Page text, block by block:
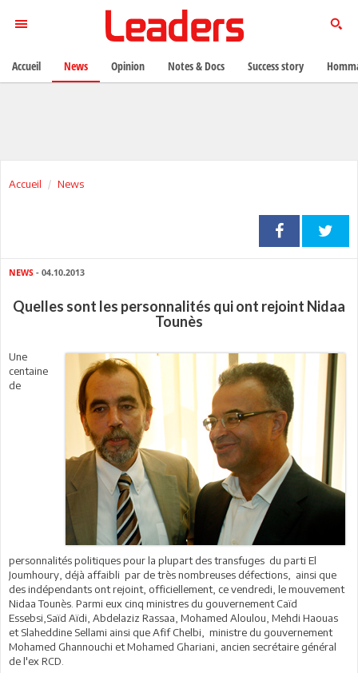
Accueil News
NEWS - 04.10.2013
Quelles sont les personnalités qui ont rejoint Nidaa
Tounès
Une
centaine
de
personnalités politiques pour la plupart des transfuges du parti El
Joumhoury, déjà affaibli par de très nombreuses défections, ainsi que
des indépendants ont rejoint, officiellement, ce vendredi, le mouvement
Nidaa Tounès. Parmi eux cinq ministres du gouvernement Caïd
Essebsi,Saïd Aïdi, Abdelaziz Rassaa, Mohamed Aloulou, Mehdi Haouas
et Slaheddine Sellami ainsi que Afif Chelbi, ministre du gouvernement
Mohamed Ghannouchi et Mohamed Ghariani, ancien secrétaire général
de l'ex RCD.
Accueil News Opinion Notes & Docs Success story